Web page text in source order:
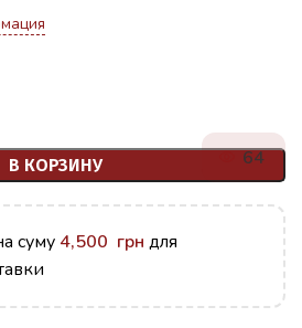
В КОРЗИНУ 64
суму 4,500 грн для